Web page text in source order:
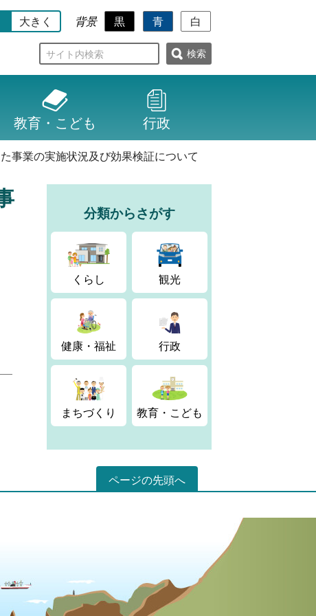
大きく 背景 黒 青 白
検
教育・こども 行政
事業の実施状況及び効果検証について
分類からさがす
くらし 観光
健康・福祉 行政
まちづくり 教育・こども
ページの先頭へ